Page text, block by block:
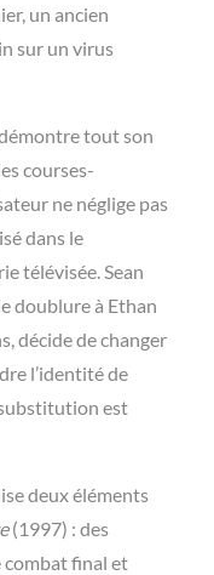
un ancien
sur un virus
tout son
courses-
ne néglige pas
dans le
télévisée. Sean
doublure à Ethan
décide de changer
l’identité de
est
deux éléments
(1997) : des
combat final et